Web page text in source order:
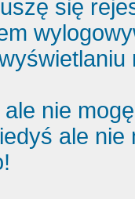
się
ale nie
ale